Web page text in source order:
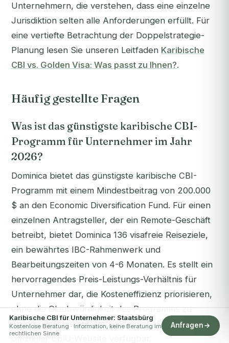
Unternehmern, die verstehen, dass eine einzelne
Jurisdiktion selten alle Anforderungen erfüllt. Für
eine vertiefte Betrachtung der Doppelstrategie-
Planung lesen Sie unseren Leitfaden Karibische
CBI vs. Golden Visa: Was passt zu Ihnen?.
Häufig gestellte Fragen
Was ist das günstigste karibische CBI-
Programm für Unternehmer im Jahr
2026?
Dominica bietet das günstigste karibische CBI-
Programm mit einem Mindestbeitrag von 200.000
$ an den Economic Diversification Fund. Für einen
einzelnen Antragsteller, der ein Remote-Geschäft
betreibt, bietet Dominica 136 visafreie Reiseziele,
ein bewährtes IBC-Rahmenwerk und
Bearbeitungszeiten von 4-6 Monaten. Es stellt ein
hervorragendes Preis-Leistungs-Verhältnis für
Unternehmer dar, die Kosteneffizienz priorisieren,
ohne die Glaubwürdigkeit des Programms zu
opfern. Vollständige Details sind aufDominicas
offizieller CBIU-Website
Karibische CBI für Unternehmer: Staatsbürg
Kostenlose Beratung · Information, keine Beratung im
rechtlichen Sinne
Anfragen